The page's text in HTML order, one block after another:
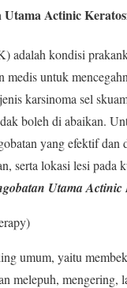
Utama Actinic
adalah kondisi
medis untuk
karsinoma sel
boleh di abaikan.
yang efektif dan
serta lokasi lesi pada
Utama Actinic
umum, yaitu
melepuh, mengering,